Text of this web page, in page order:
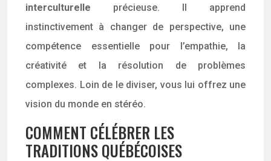
interculturelle précieuse. Il apprend
instinctivement à changer de perspective, une
compétence essentielle pour l’empathie, la
créativité et la résolution de problèmes
complexes. Loin de le diviser, vous lui offrez une
vision du monde en stéréo.
COMMENT CÉLÉBRER LES
TRADITIONS QUÉBÉCOISES